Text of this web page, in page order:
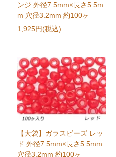
ンジ 外径7.5mm×長さ5.5m
m 穴径3.2mm 約100ヶ
1,925円(税込)
【大袋】ガラスビーズ レッ
ド 外径7.5mm×長さ5.5mm
穴径3.2mm 約100ヶ